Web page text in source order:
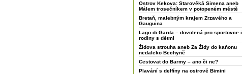
Ostrov Kekova: Starověká Simena aneb
Málem trosečníkem v potopeném městě
Bretaň, malebným krajem Zrzavého a
Gauguina
Lago di Garda – dovolená pro sportovce i
rodiny s dětmi
Židova strouha aneb Za Židy do kaňonu
nedaleko Bechyně
Cestovat do Barmy – ano či ne?
Plavání s delfíny na ostrově Bimini